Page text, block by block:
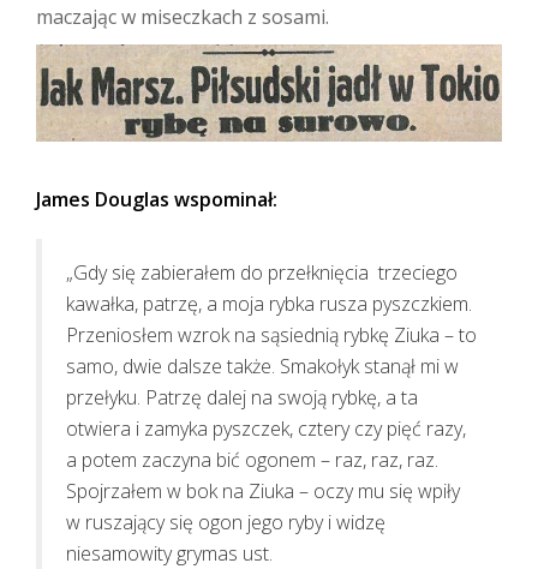
maczając w miseczkach z sosami.
James Douglas wspominał:
„Gdy się zabierałem do przełknięcia trzeciego
kawałka, patrzę, a moja rybka rusza pyszczkiem.
Przeniosłem wzrok na sąsiednią rybkę Ziuka – to
samo, dwie dalsze także. Smakołyk stanął mi w
przełyku. Patrzę dalej na swoją rybkę, a ta
otwiera i zamyka pyszczek, cztery czy pięć razy,
a potem zaczyna bić ogonem – raz, raz, raz.
Spojrzałem w bok na Ziuka – oczy mu się wpiły
w ruszający się ogon jego ryby i widzę
niesamowity grymas ust.